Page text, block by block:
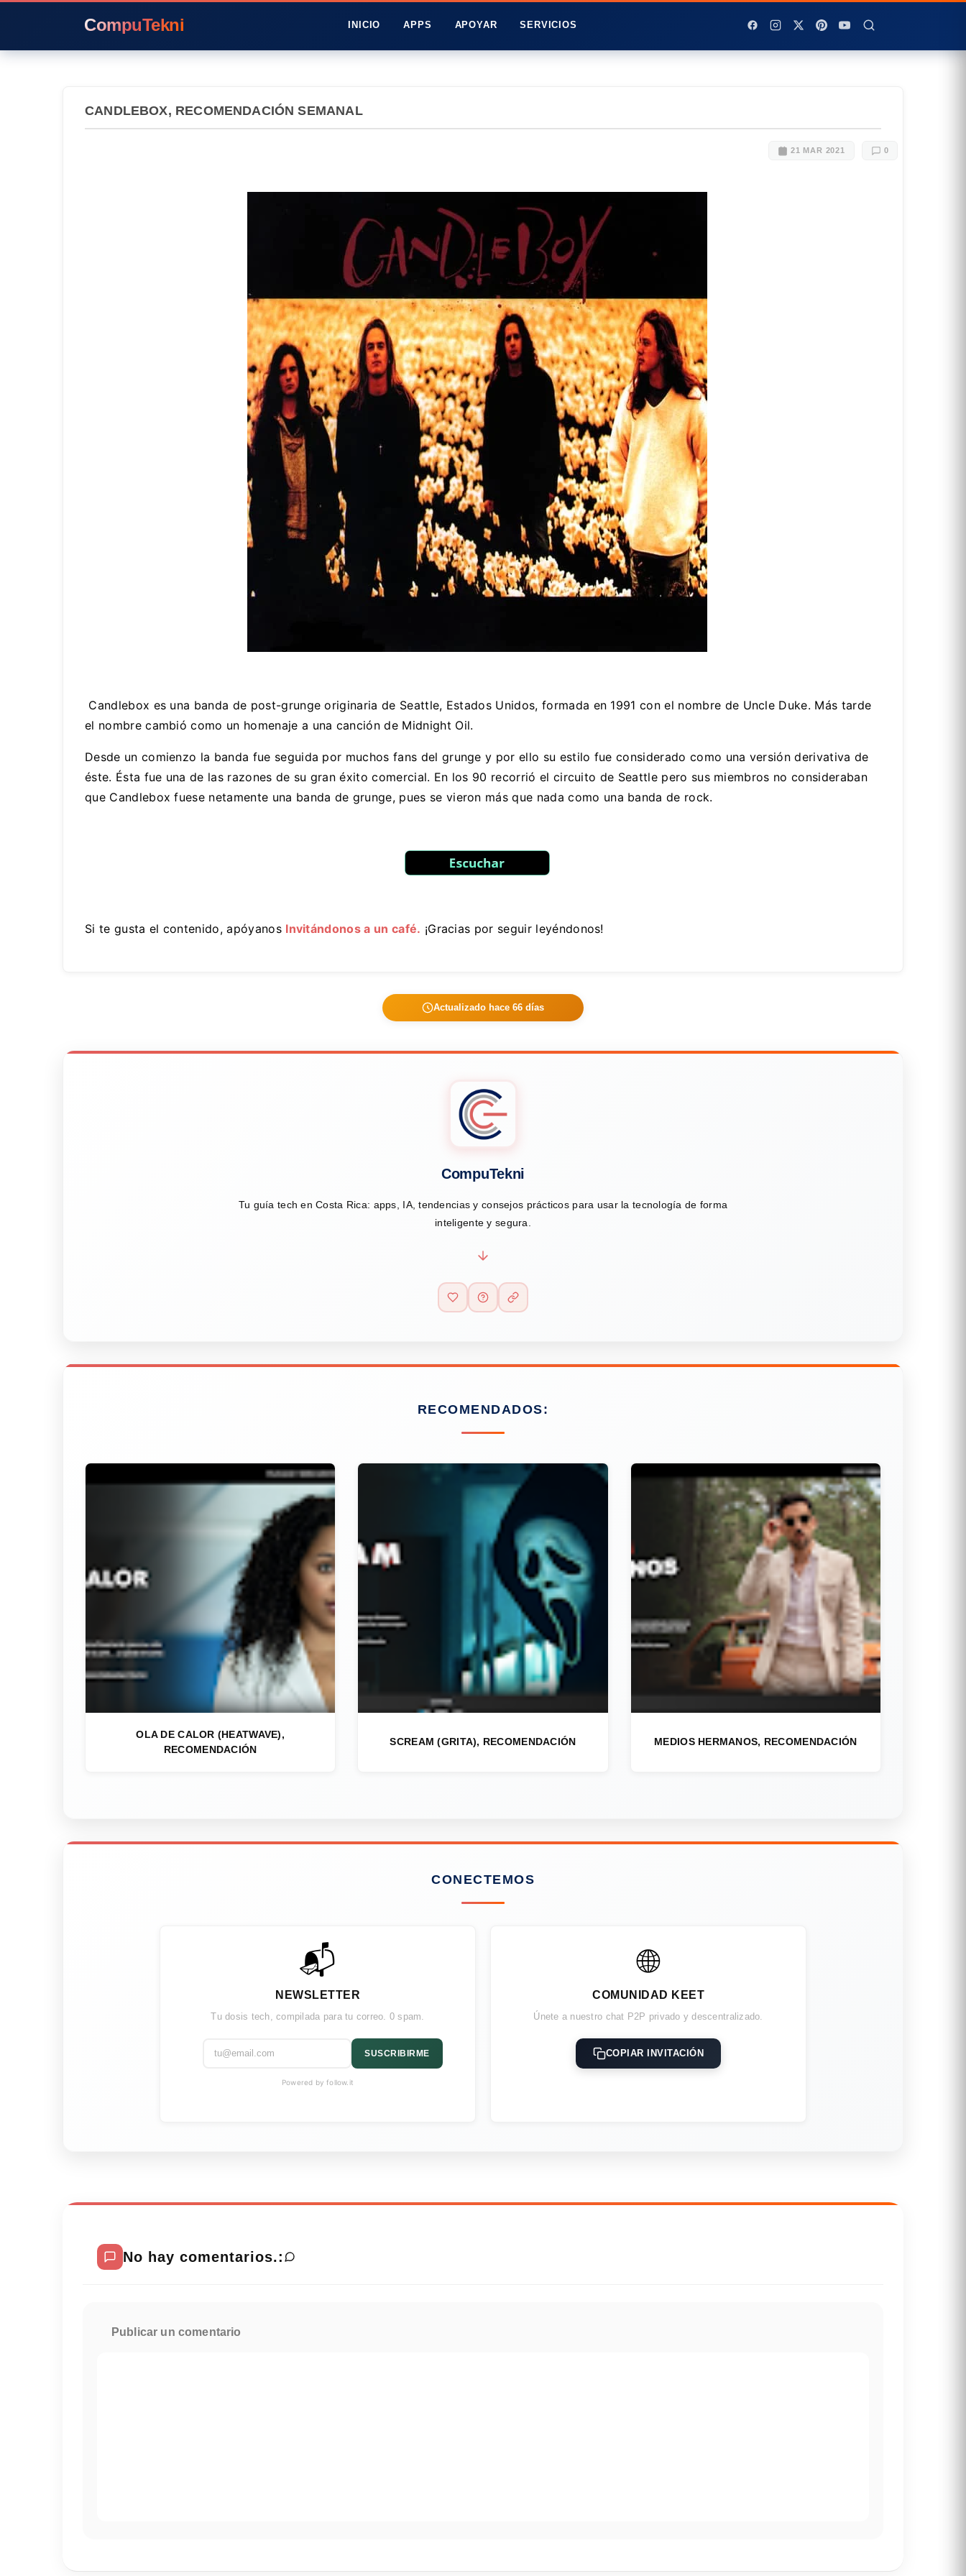
CompuTekni INICIO APPS APOYAR SERVICIOS
CANDLEBOX, RECOMENDACIÓN SEMANAL
21 MAR 2021 0
Candlebox es una banda de post-grunge originaria de Seattle, Estados Unidos, formada en 1991 con el nombre de Uncle Duke. Más tarde
el nombre cambió como un homenaje a una canción de Midnight Oil.
Desde un comienzo la banda fue seguida por muchos fans del grunge y por ello su estilo fue considerado como una versión derivativa de
éste. Ésta fue una de las razones de su gran éxito comercial. En los 90 recorrió el circuito de Seattle pero sus miembros no consideraban
que Candlebox fuese netamente una banda de grunge, pues se vieron más que nada como una banda de rock.
Si te gusta el contenido, apóyanos Invitándonos a un café. ¡Gracias por seguir leyéndonos!
Actualizado hace 66 días
CompuTekni
Tu guía tech en Costa Rica: apps, IA, tendencias y consejos prácticos para usar la tecnología de forma
inteligente y segura.
RECOMENDADOS:
OLA DE CALOR (HEATWAVE),
RECOMENDACIÓN
SCREAM (GRITA), RECOMENDACIÓN MEDIOS HERMANOS, RECOMENDACIÓN
CONECTEMOS
📬
NEWSLETTER
Tu dosis tech, compilada para tu correo. 0 spam.
SUSCRIBIRME
Powered by follow.it
🌐
COMUNIDAD KEET
Únete a nuestro chat P2P privado y descentralizado.
COPIAR INVITACIÓN
No hay comentarios.:
Publicar un comentario